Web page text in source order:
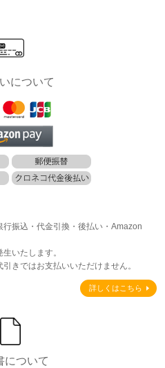
について
行振込・代金引換・後払い・Amazon
いたします。
きではお支払いいただけません。
詳しくはこちら
について